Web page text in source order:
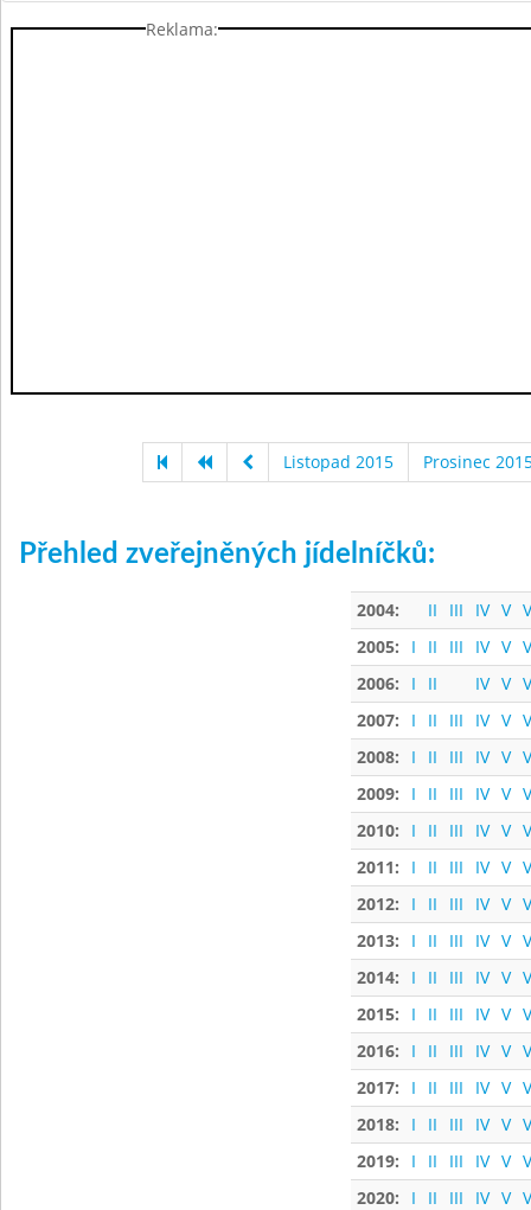
Reklama:
Listopad 2015 Prosinec
Přehled zveřejněných jídelníčků:
2004: II III IV V
2005:
I II III IV V
2006:
I II IV V
2007:
I II III IV V
2008:
I II III IV V
2009:
I II III IV V
2010:
I II III IV V
2011:
I II III IV V
2012:
I II III IV V
2013:
I II III IV V
2014:
I II III IV V
2015:
I II III IV V
2016:
I II III IV V
2017:
I II III IV V
2018:
I II III IV V
2019:
I II III IV V
2020:
I II III IV V